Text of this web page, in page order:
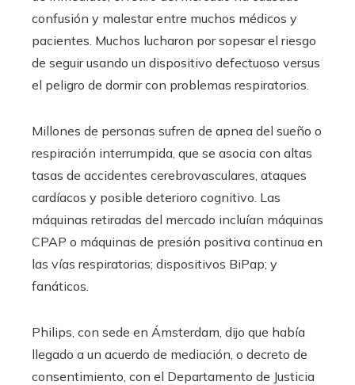
confusión y malestar entre muchos médicos y
pacientes. Muchos lucharon por sopesar el riesgo
de seguir usando un dispositivo defectuoso versus
el peligro de dormir con problemas respiratorios.
Millones de personas sufren de apnea del sueño o
respiración interrumpida, que se asocia con altas
tasas de accidentes cerebrovasculares, ataques
cardíacos y posible deterioro cognitivo. Las
máquinas retiradas del mercado incluían máquinas
CPAP o máquinas de presión positiva continua en
las vías respiratorias; dispositivos BiPap; y
fanáticos.
Philips, con sede en Ámsterdam, dijo que había
llegado a un acuerdo de mediación, o decreto de
consentimiento, con el Departamento de Justicia